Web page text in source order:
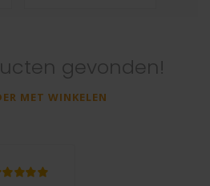
gevonden!
MET WINKELEN